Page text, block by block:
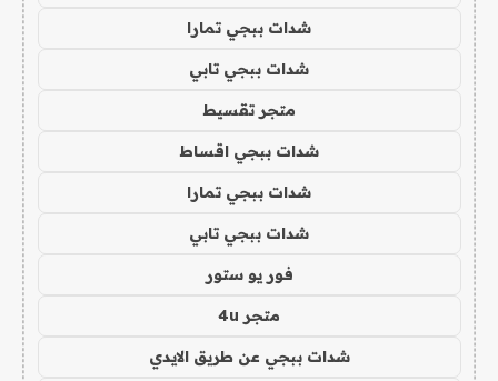
شدات ببجي تمارا
شدات ببجي تابي
متجر تقسيط
شدات ببجي اقساط
شدات ببجي تمارا
شدات ببجي تابي
فور يو ستور
متجر 4u
شدات ببجي عن طريق الايدي